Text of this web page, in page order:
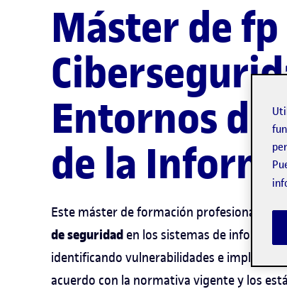
Máster de
Entornos de
de la
Este máster de formación profesional te
de seguridad en los sistemas de
identificando vulnerabilidades e
acuerdo con la normativa vigente y los